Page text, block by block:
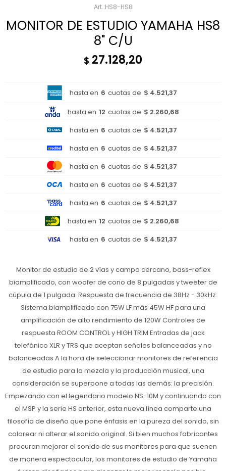
HS8-HS8
MONITOR DE ESTUDIO YAMAHA HS8
8" C/U
$ 27.128,20
hasta en 6 cuotas de $ 4.521,37
hasta en 12 cuotas de $ 2.260,68
hasta en 6 cuotas de $ 4.521,37
hasta en 6 cuotas de $ 4.521,37
hasta en 6 cuotas de $ 4.521,37
hasta en 6 cuotas de $ 4.521,37
hasta en 6 cuotas de $ 4.521,37
hasta en 12 cuotas de $ 2.260,68
hasta en 6 cuotas de $ 4.521,37
Monitor de estudio de 2 vías y campo cercano, bass-reflex
biamplificado, con woofer de cono de 8 pulgadas y tweeter de
cúpula de 1 pulgada. Respuesta de frecuencia de 38Hz - 30kHz.
Sistema biamplificado con 75W LF más 45W HF para una
amplificación de alto rendimiento de 120W Controles de
respuesta ROOM CONTROL y HIGH TRIM Entradas de jack
telefónico XLR y TRS que aceptan señales balanceadas y no
balanceadas A la hora de seleccionar monitores de referencia
de estudio para la mezcla y la producción musical, una
consideración se superpone a todas las demás: la precisión.
Empezando con el legendario modelo NS-10M y continuando con
el MSP y la serie HS anterior, esta nueva línea comparte una
filosofía de diseño que pone énfasis en la pureza del sonido, sin
colorear ni alterar el sonido original. Si bien muchos fabricantes
procuran mejorar el sonido de sus monitores para que suenen
de manera espectacular, los monitores de estudio de Yamaha